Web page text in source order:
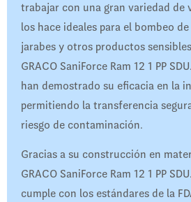
trabajar con una gran variedad de
los hace ideales para el bombeo
jarabes y otros productos
GRACO SaniForce Ram 12 1 PP
han demostrado su eficacia en la
permitiendo la transferencia
riesgo de contaminación.
Gracias a su construcción en
GRACO SaniForce Ram 12 1 PP
cumple con los estándares de la